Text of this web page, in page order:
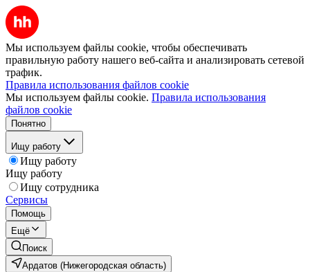
Мы используем файлы cookie, чтобы обеспечивать
правильную работу нашего веб-сайта и анализировать сетевой
трафик.
Правила использования файлов cookie
Мы используем файлы cookie. Правила использования
файлов cookie
Понятно
Ищу работу
Ищу работу
Ищу работу
Ищу сотрудника
Сервисы
Помощь
Ещё
Поиск
Ардатов (Нижегородская область)